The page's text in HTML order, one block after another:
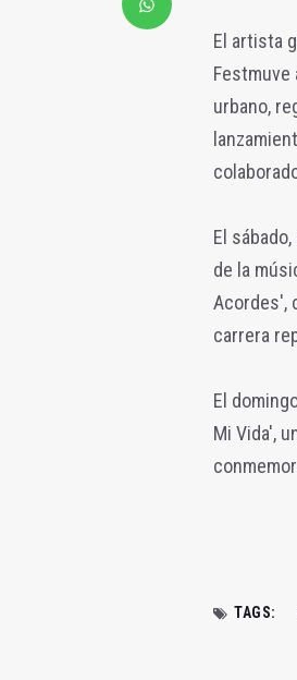
El artista
Festmuve
urbano,
El
de la
Acordes',
carrera
El
Mi Vida',
TAGS: